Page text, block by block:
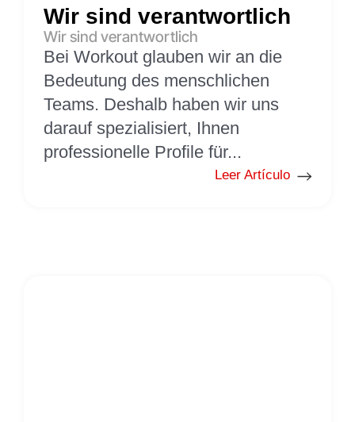
Wir sind verantwortlich
Wir sind verantwortlich
Bei Workout glauben wir an die
Bedeutung des menschlichen
Teams. Deshalb haben wir uns
darauf spezialisiert, Ihnen
professionelle Profile für...
Leer Artículo